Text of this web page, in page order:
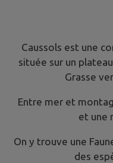
Caussols est une
située sur un
Grasse
Entre mer et
et une
On y trouve une
des